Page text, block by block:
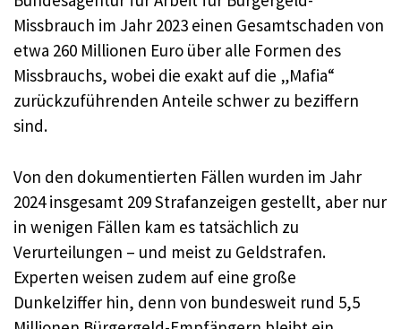
Missbrauch im Jahr 2023 einen Gesamtschaden von
etwa 260 Millionen Euro über alle Formen des
Missbrauchs, wobei die exakt auf die „Mafia“
zurückzuführenden Anteile schwer zu beziffern
sind.
Von den dokumentierten Fällen wurden im Jahr
2024 insgesamt 209 Strafanzeigen gestellt, aber nur
in wenigen Fällen kam es tatsächlich zu
Verurteilungen – und meist zu Geldstrafen.
Experten weisen zudem auf eine große
Dunkelziffer hin, denn von bundesweit rund 5,5